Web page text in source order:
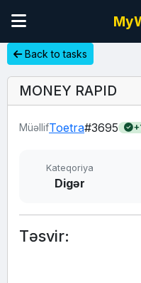
Back to tasks
MONEY RAPID
MüəllifToetra#3695
Kateqoriya
Digər
Təsvir: